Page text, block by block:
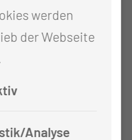
Größen
allen Geweben
Methoden
werden
der Webseite
Analyse